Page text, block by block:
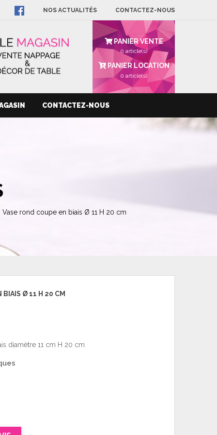
NOS ACTUALITÉS CONTACTEZ-NOUS
PANIER VENTE
0 article(s)
PANIER LOCATION
0 article(s)
CONTACTEZ-NOUS
Vase rond coupe en biais Ø 11 H 20 cm
BIAIS Ø 11 H 20 CM
diamètre 11 cm H 20 cm